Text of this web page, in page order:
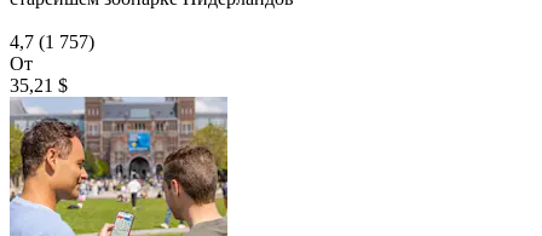
4,7 (1 757)
От
35,21 $